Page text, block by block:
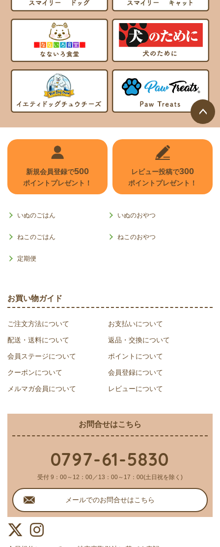
トップ
新規会員登録で500
ポイントプレゼント！
レビュー投稿で300
ポイントプレゼント！
いぬのごはん いぬのおやつ
ねこのごはん ねこのおやつ
定期便
お買い物ガイド
ご注文方法について お支払いについて
配送・送料について 返品・交換について
会員ステージについて ポイントについて
クーポンについて 会員登録について
メルマガ会員について レビューについて
お問合せはこちら
0797-61-5830
受付 9：00～12：00／13：00～17：00(土日祝を除く)
メールでのお問合せはこちら